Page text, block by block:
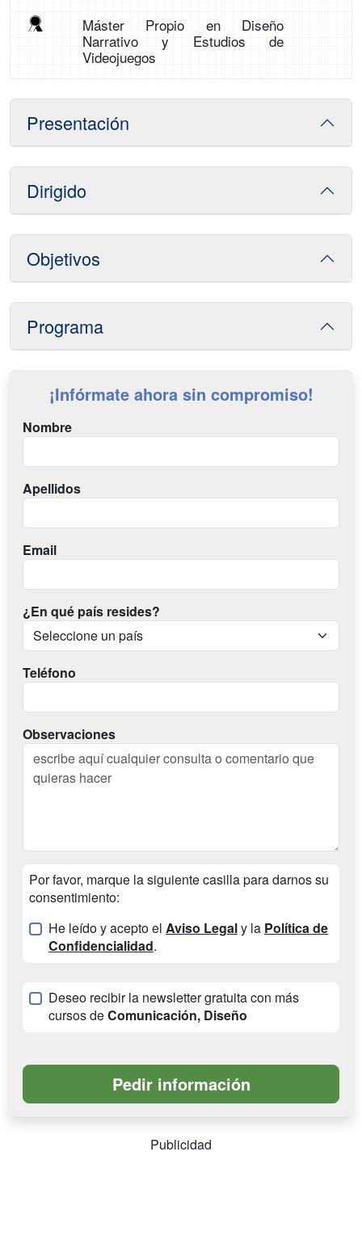
Máster Propio en Diseño
Narrativo y Estudios de
Videojuegos
Presentación
Dirigido
Objetivos
Programa
¡Infórmate ahora sin compromiso!
Nombre
Apellidos
Email
¿En qué país resides?
Teléfono
Observaciones
Por favor, marque la siguiente casilla para darnos su
consentimiento:
He leído y acepto el Aviso Legaly la Política de
Confidencialidad.
Deseo recibir la newsletter gratuita con más
cursos deComunicación, Diseño
Publicidad